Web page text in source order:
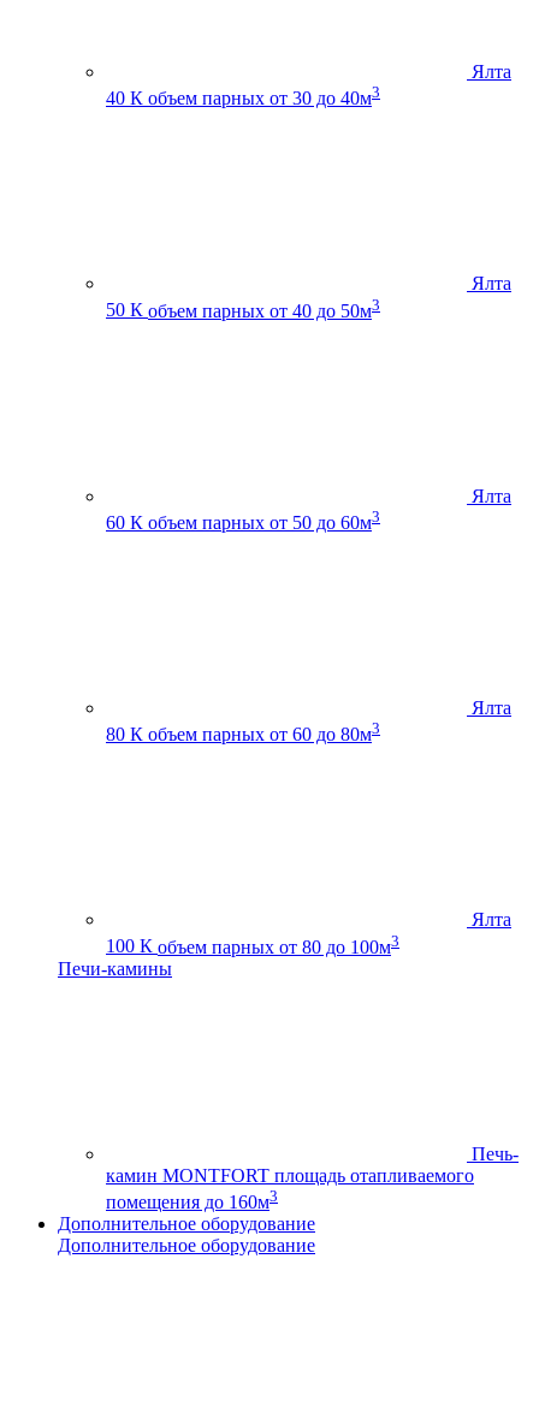
Ялта
40 К объем парных от 30 до 40м3
Ялта
50 К объем парных от 40 до 50м3
Ялта
60 К объем парных от 50 до 60м3
Ялта
80 К объем парных от 60 до 80м3
Ялта
100 К объем парных от 80 до 100м3
Печи-камины
Печь-
камин MONTFORT площадь отапливаемого
помещения до 160м3
Дополнительное оборудование
Дополнительное оборудование